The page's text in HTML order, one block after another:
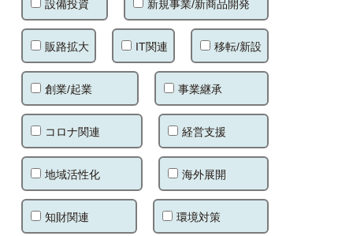
設備投資 新規事業/新商品開発
販路拡大 IT関連 移転/新設
創業/起業 事業継承
コロナ関連 経営支援
地域活性化 海外展開
知財関連 環境対策